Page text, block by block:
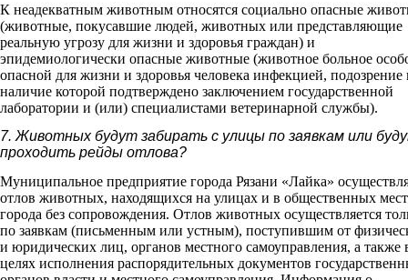
К неадекватным животным относятся социально опасные
(животные, покусавшие людей, животных или представляющие
реальную угрозу для жизни и здоровья граждан) и
эпидемиологически опасные животные (животное больное
опасной для жизни и здоровья человека инфекцией, подозрение
наличие которой подтверждено заключением государственной
лаборатории и (или) специалистами ветеринарной службы).
7. Животных будут забирать с улицы по заявкам или
проходить рейды отлова?
Муниципальное предприятие города Рязани «Лайка»
отлов животных, находящихся на улицах и в общественных
города без сопровождения. Отлов животных осуществляется
по заявкам (письменным или устным), поступившим от
и юридических лиц, органов местного самоуправления, а также
целях исполнения распорядительных документов